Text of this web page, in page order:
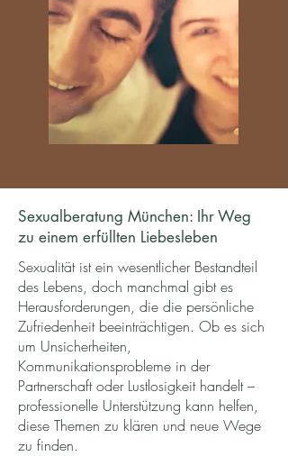
Sexualberatung München: Ihr Weg
zu einem erfüllten Liebesleben
Sexualität ist ein wesentlicher Bestandteil
des Lebens, doch manchmal gibt es
Herausforderungen, die die persönliche
Zufriedenheit beeinträchtigen. Ob es sich
um Unsicherheiten,
Kommunikationsprobleme in der
Partnerschaft oder Lustlosigkeit handelt –
professionelle Unterstützung kann helfen,
diese Themen zu klären und neue Wege
zu finden.